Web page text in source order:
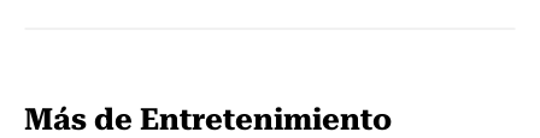
Más de Entretenimiento